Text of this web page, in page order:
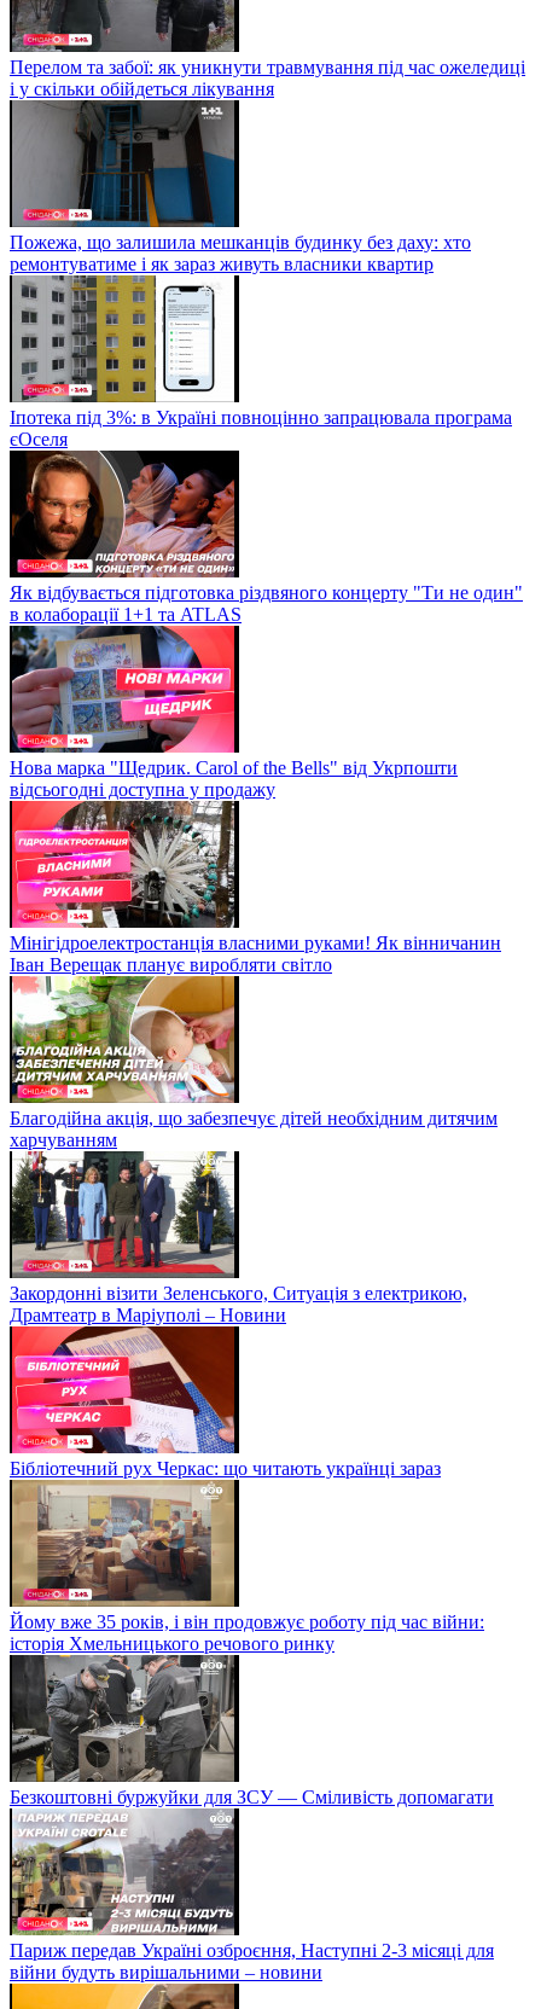
Перелом та забої: як уникнути травмування під час ожеледиці
і у скільки обійдеться лікування
Пожежа, що залишила мешканців будинку без даху: хто
ремонтуватиме і як зараз живуть власники квартир
Іпотека під 3%: в Україні повноцінно запрацювала програма
єОселя
Як відбувається підготовка різдвяного концерту "Ти не один"
в колаборації 1+1 та ATLAS
Нова марка "Щедрик. Carol of the Bells" від Укрпошти
відсьогодні доступна у продажу
Мінігідроелектростанція власними руками! Як вінничанин
Іван Верещак планує виробляти світло
Благодійна акція, що забезпечує дітей необхідним дитячим
харчуванням
Закордонні візити Зеленського, Ситуація з електрикою,
Драмтеатр в Маріуполі – Новини
Бібліотечний рух Черкас: що читають українці зараз
Йому вже 35 років, і він продовжує роботу під час війни:
історія Хмельницького речового ринку
Безкоштовні буржуйки для ЗСУ — Сміливість допомагати
Париж передав Україні озброєння, Наступні 2-3 місяці для
війни будуть вирішальними – новини